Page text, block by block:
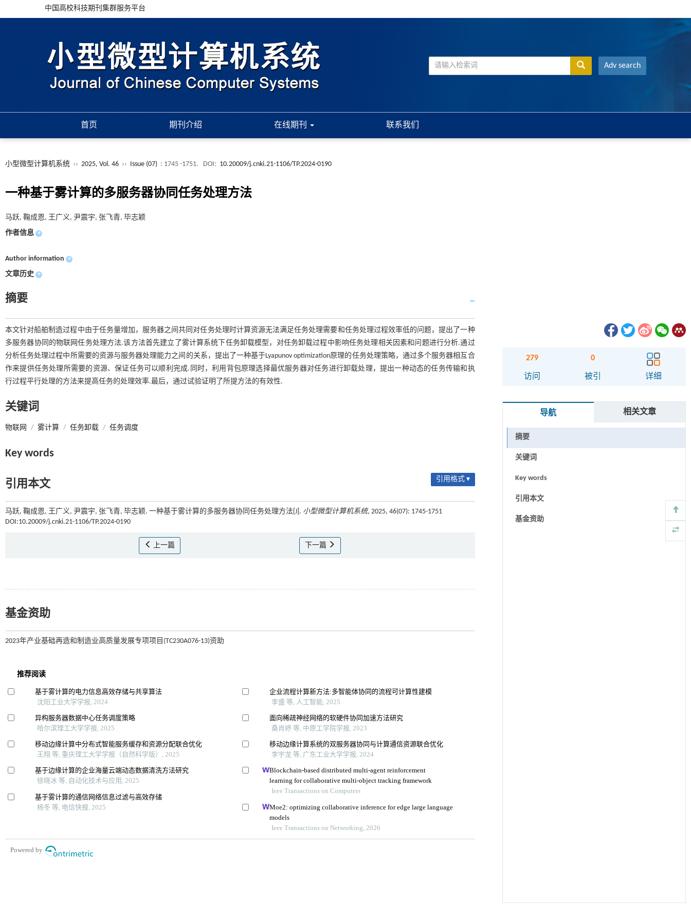
中国高校科技期刊集群服务平台
Adv search
首页 期刊介绍 在线期刊 联系我们
小型微型计算机系统 ›› 2025, Vol. 46 ›› Issue (07) : 1745 -1751. DOI: 10.20009/j.cnki.21-1106/TP.2024-0190
一种基于雾计算的多服务器协同任务处理方法
马跃, 鞠成恩, 王广义, 尹震宇, 张飞青, 毕志颖
作者信息 +
Author information +
文章历史 +
摘要
本文针对船舶制造过程中由于任务量增加，服务器之间共同对任务处理时计算资源无法满足任务处理需要和任务处理过程效率低的问题，提出了一种
多服务器协同的物联网任务处理方法.该方法首先建立了雾计算系统下任务卸载模型，对任务卸载过程中影响任务处理相关因素和问题进行分析.通过
分析任务处理过程中所需要的资源与服务器处理能力之间的关系，提出了一种基于Lyapunov optimization原理的任务处理策略，通过多个服务器相互合
作来提供任务处理所需要的资源、保证任务可以顺利完成.同时，利用背包原理选择最优服务器对任务进行卸载处理，提出一种动态的任务传输和执
行过程平行处理的方法来提高任务的处理效率.最后，通过试验证明了所提方法的有效性.
关键词
物联网 / 雾计算 / 任务卸载 / 任务调度
Key words
引用本文 引用格式 ▾
马跃, 鞠成恩, 王广义, 尹震宇, 张飞青, 毕志颖. 一种基于雾计算的多服务器协同任务处理方法[J]. 小型微型计算机系统, 2025, 46(07): 1745-1751
DOI:10.20009/j.cnki.21-1106/TP.2024-0190
上一篇 下一篇
基金资助
2023年产业基础再造和制造业高质量发展专项项目(TC230A076-13)资助
279
访问
0
被引 详细
导航 相关文章
摘要
关键词
Key words
引用本文
基金资助